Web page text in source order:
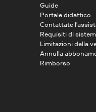
Guide
Portale didattico
Contattate
Requisiti di
Limitazioni della
Annulla
Rimborso